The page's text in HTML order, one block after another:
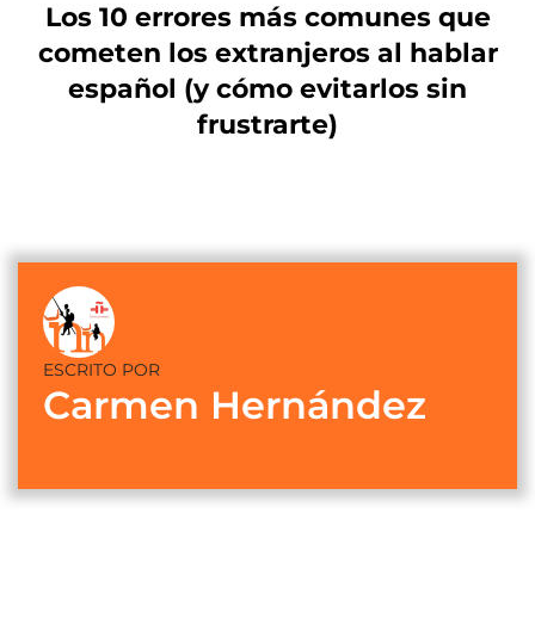
Los 10 errores más comunes que
cometen los extranjeros al hablar
español (y cómo evitarlos sin
frustrarte)
ESCRITO POR
Carmen Hernández